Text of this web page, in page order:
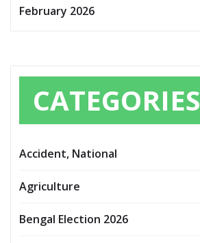
February 2026
CATEGORIES
Accident, National
Agriculture
Bengal Election 2026